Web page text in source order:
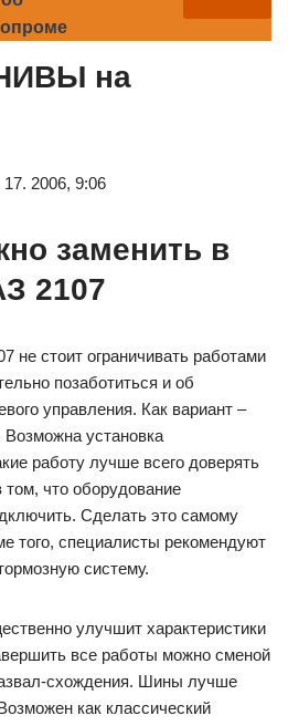
на
2006, 9:06
заменить в
2107
не стоит ограничивать работами
позаботиться и об
управления. Как вариант –
Возможна установка
работу лучше всего доверять
что оборудование
Сделать это самому
того, специалисты рекомендуют
систему.
улучшит характеристики
все работы можно сменой
схождения. Шины лучше
как классический